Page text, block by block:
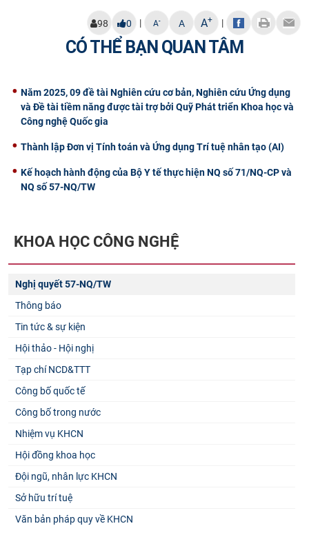
98 0 | A- A A+ |
CÓ THỂ BẠN QUAN TÂM
Năm 2025, 09 đề tài Nghiên cứu cơ bản, Nghiên cứu Ứng dụng
và Đề tài tiềm năng được tài trợ bởi Quỹ Phát triển Khoa học và
Công nghệ Quốc gia
Thành lập Đơn vị Tính toán và Ứng dụng Trí tuệ nhân tạo (AI)
Kế hoạch hành động của Bộ Y tế thực hiện NQ số 71/NQ-CP và
NQ số 57-NQ/TW
KHOA HỌC CÔNG NGHỆ
Nghị quyết 57-NQ/TW
Thông báo
Tin tức & sự kiện
Hội thảo - Hội nghị
Tạp chí NCD&TTT
Công bố quốc tế
Công bố trong nước
Nhiệm vụ KHCN
Hội đồng khoa học
Đội ngũ, nhân lực KHCN
Sở hữu trí tuệ
Văn bản pháp quy về KHCN